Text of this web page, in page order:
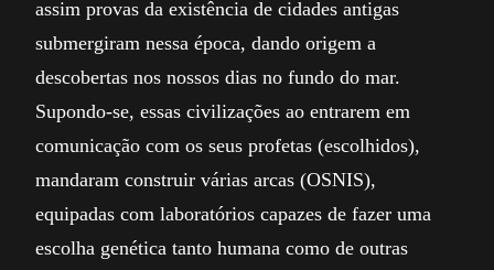
assim provas da existência de cidades antigas
submergiram nessa época, dando origem a
descobertas nos nossos dias no fundo do mar.
Supondo-se, essas civilizações ao entrarem em
comunicação com os seus profetas (escolhidos),
mandaram construir várias arcas (OSNIS),
equipadas com laboratórios capazes de fazer uma
escolha genética tanto humana como de outras